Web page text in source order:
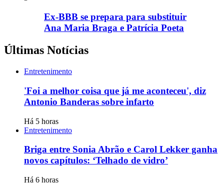
Ex-BBB se prepara para substituir
Ana Maria Braga e Patrícia Poeta
Últimas Notícias
Entretenimento
'Foi a melhor coisa que já me aconteceu', diz
Antonio Banderas sobre infarto
Há 5 horas
Entretenimento
Briga entre Sonia Abrão e Carol Lekker ganha
novos capítulos: ‘Telhado de vidro’
Há 6 horas